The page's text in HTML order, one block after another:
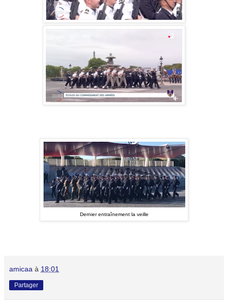
Dernier entraînement la veille
amicaa à 18:01
Partager